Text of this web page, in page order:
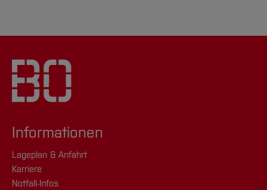
Informationen
Lageplan & Anfahrt
Karriere
Notfall-Infos